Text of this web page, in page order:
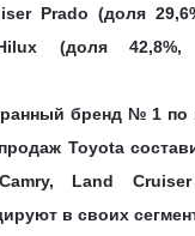
Prado (доля
(доля
бренд № 1 по
Toyota
Land
в своих